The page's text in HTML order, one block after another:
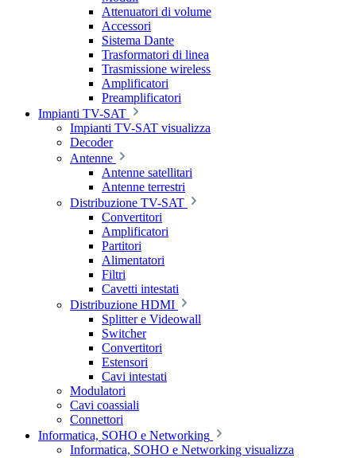
Attenuatori di volume
Accessori
Sistema Dante
Trasformatori di linea
Trasmissione wireless
Amplificatori
Preamplificatori
Impianti TV-SAT
Impianti TV-SAT visualizza
Decoder
Antenne
Antenne satellitari
Antenne terrestri
Distribuzione TV-SAT
Convertitori
Amplificatori
Partitori
Alimentatori
Filtri
Cavetti intestati
Distribuzione HDMI
Splitter e Videowall
Switcher
Convertitori
Estensori
Cavi intestati
Modulatori
Cavi coassiali
Connettori
Informatica, SOHO e Networking
Informatica, SOHO e Networking visualizza